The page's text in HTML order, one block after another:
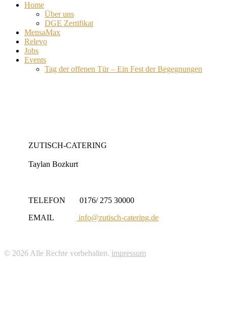
Home
Über uns
DGE Zertifikat
MensaMax
Relevo
Jobs
Events
Tag der offenen Tür – Ein Fest der Begegnungen
ZUTISCH-CATERING
Taylan Bozkurt
TELEFON 0176/ 275 30000
EMAIL
info@zutisch-catering.de
© 2026 Alle Rechte vorbehalten. impressum